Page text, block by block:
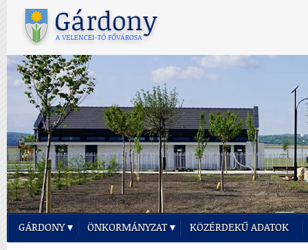
GÁRDONY ÖNKORMÁNYZAT KÖZÉRDEKŰ ADATOK